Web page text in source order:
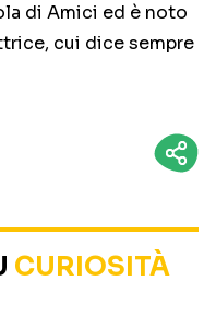
di Amici ed è noto
cui dice sempre
CURIOSITÀ